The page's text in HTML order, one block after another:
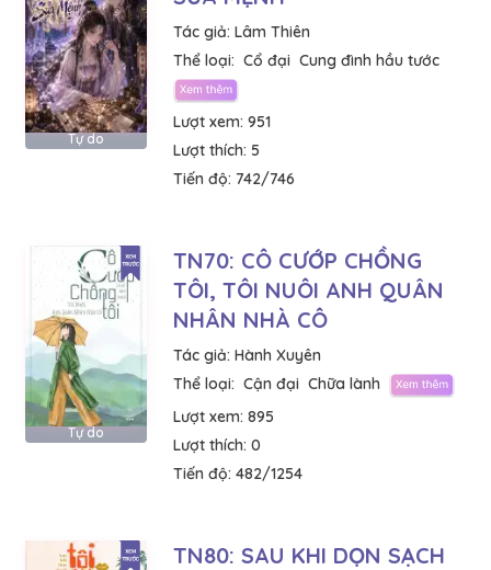
Tự do
Tác giả: Lâm Thiên
Thể loại: Cổ đại Cung đình hầu tước
Lượt xem: 951
Lượt thích: 5
Tiến độ: 742/746
Tự do
TN70: CÔ CƯỚP CHỒNG
TÔI, TÔI NUÔI ANH QUÂN
NHÂN NHÀ CÔ
Tác giả: Hành Xuyên
Thể loại: Cận đại Chữa lành
Lượt xem: 895
Lượt thích: 0
Tiến độ: 482/1254
TN80: SAU KHI DỌN SẠCH